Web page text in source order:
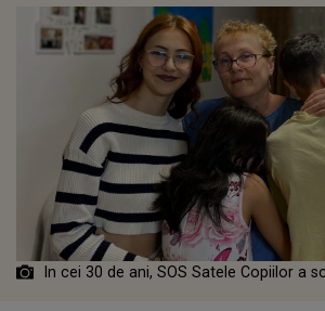
In cei 30 de ani, SOS Satele Copiilor a